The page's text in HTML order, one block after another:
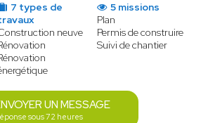
7 types de
neuve
5 missions
Plan
Permis de construire
Suivi de chantier
UN MESSAGE
sous 72 heures